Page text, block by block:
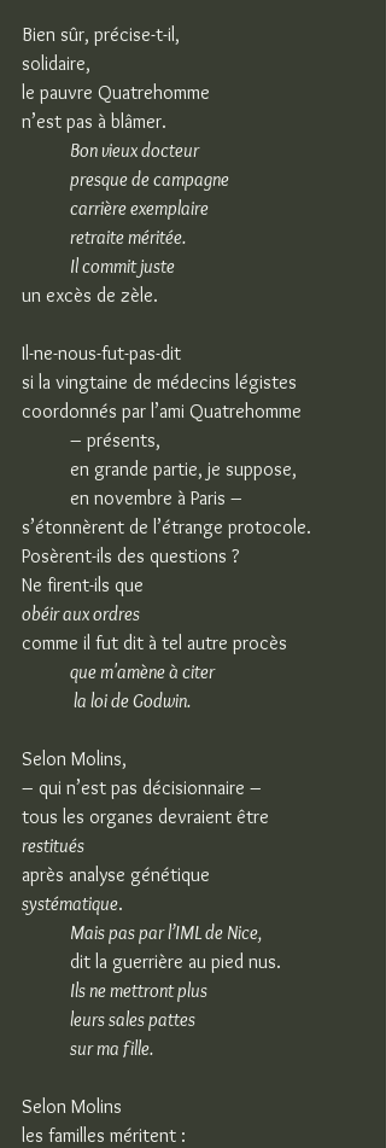
Bien sûr, précise-t-il,
solidaire,
le pauvre Quatrehomme
n’est pas à blâmer.
Bon vieux docteur
presque de campagne
carrière exemplaire
retraite méritée.
Il commit juste
un excès de zèle.
Il-ne-nous-fut-pas-dit
si la vingtaine de médecins légistes
coordonnés par l’ami Quatrehomme
– présents,
en grande partie, je suppose,
en novembre à Paris –
s’étonnèrent de l’étrange protocole.
Posèrent-ils des questions ?
Ne firent-ils que
obéir aux ordres
comme il fut dit à tel autre procès
que m'amène à citer
la loi de Godwin.
Selon Molins,
– qui n’est pas décisionnaire –
tous les organes devraient être
restitués
après analyse génétique
systématique.
Mais pas par l’IML de Nice,
dit la guerrière au pied nus.
Ils ne mettront plus
leurs sales pattes
sur ma fille.
Selon Molins
les familles méritent :